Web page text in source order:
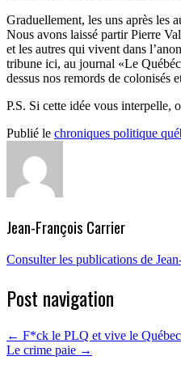
Graduellement, les uns après les
Nous avons laissé partir Pierre
et les autres qui vivent dans
tribune ici, au journal «Le
dessus nos remords de colonisés
P.S. Si cette idée vous interpelle,
Publié le chroniques politique
Jean-François Carrier
Consulter les publications de
Post navigation
← F*ck le PLQ et vive le
Le crime paie →